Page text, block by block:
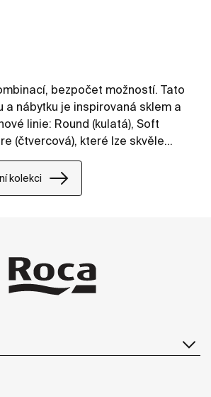
bezpočet možností. Tato
a nábytku je inspirovaná sklem a
linie: Round (kulatá), Soft
(čtvercová), které lze skvěle
oživit koupelny v
kolekci